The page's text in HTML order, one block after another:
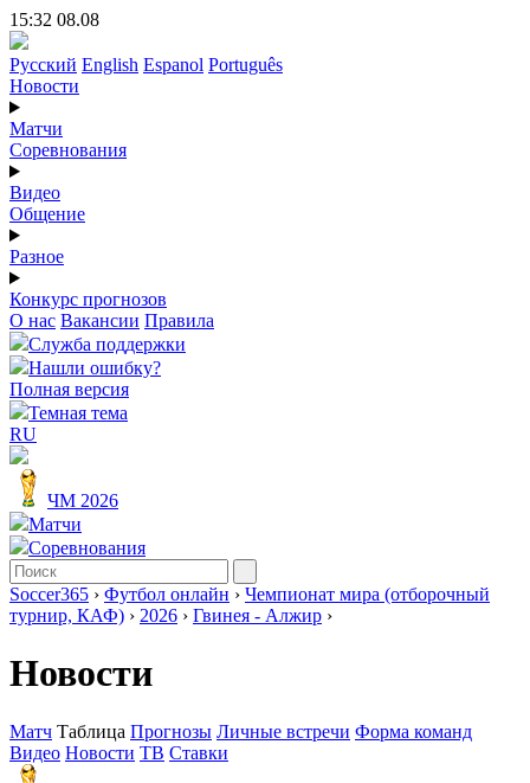
15:32 08.08
Русский English Espanol Português
Новости
Матчи
Соревнования
Видео
Общение
Разное
Конкурс прогнозов
О нас Вакансии Правила
Служба поддержки
Нашли ошибку?
Полная версия
Темная тема
RU
ЧМ 2026
Матчи
Соревнования
Soccer365 › Футбол онлайн › Чемпионат мира (отборочный
турнир, КАФ) › 2026 › Гвинея - Алжир ›
Новости
Матч Таблица Прогнозы Личные встречи Форма команд
Видео Новости ТВ Ставки